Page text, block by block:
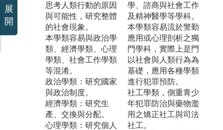
思考人類行動的原因
與可能性，研究整體
的社會現象。
本學類容易與政治學
類、經濟學類、心理
學類、社會工作學類
等混淆。
政治學類：研究國家
與政治制度。
經濟學類：研究生
產、交換與分配。
心理學類：研究個人
學、諮商與社會工作
及精神醫學等學科。
本學類容易流於警勤
應用或心理剖析之獨
門學科，實際上是門
以社會與人類行為為
基礎，應用各種學類
進行犯罪預防。
社工學類，側重青少
年犯罪防治與藥物濫
用之矯正社工與司法
社工。
展
開